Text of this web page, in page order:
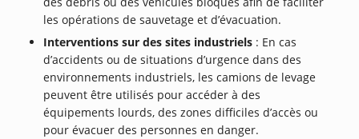
les opérations de sauvetage et d’évacuation.
Interventions sur des sites industriels : En cas
d’accidents ou de situations d’urgence dans des
environnements industriels, les camions de levage
peuvent être utilisés pour accéder à des
équipements lourds, des zones difficiles d’accès ou
pour évacuer des personnes en danger.